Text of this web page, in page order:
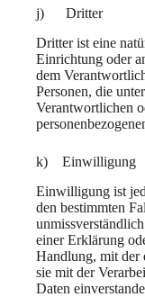
j) Dritter
Dritter ist eine
Einrichtung oder
dem
Personen, die
Verantwortlichen
k) Einwilligung
Einwilligung ist
den bestimmten
einer Erklärung
Handlung, mit der
sie mit der
Daten